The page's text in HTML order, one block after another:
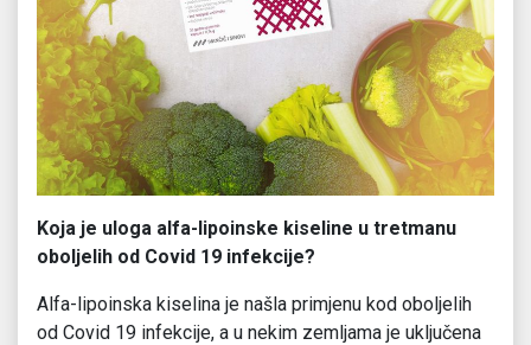
Koja je uloga alfa-lipoinske kiseline u tretmanu
oboljelih od Covid 19 infekcije?
Alfa-lipoinska kiselina je našla primjenu kod oboljelih
od Covid 19 infekcije, a u nekim zemljama je uključena